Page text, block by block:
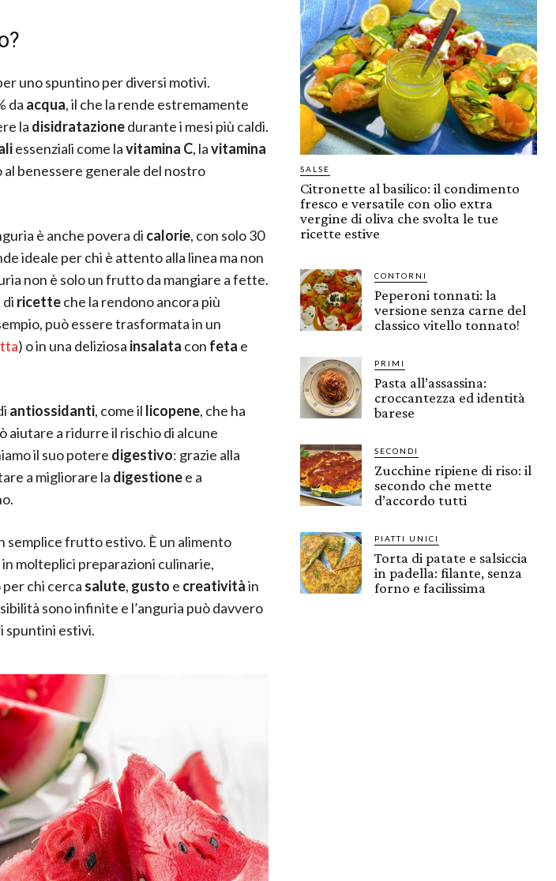
uno spuntino per diversi motivi.
da acqua, il che la rende estremamente
la disidratazionedurante i mesi più caldi.
essenziali come lavitamina C, lavitamina
benessere generale del nostro
è anche povera di calorie, con solo 30
ideale per chi è attento alla linea ma non
non è solo un frutto da mangiare a fette.
di ricetteche la rendono ancora più
può essere trasformata in un
) o in una deliziosa insalata con feta e
antiossidanti, come il licopene, che ha
aiutare a ridurre il rischio di alcune
il suo potere digestivo: grazie alla
a migliorare la digestionee a
semplice frutto estivo. È un alimento
molteplici preparazioni culinarie,
chi cerca salute, gusto e creativitàin
sono infinite e l’anguria può davvero
spuntini estivi.
SALSE
Citronette al basilico: il condimento
fresco e versatile con olio extra
vergine di oliva che svolta le tue
ricette estive
CONTORNI
Peperoni tonnati: la
versione senza carne del
classico vitello tonnato!
PRIMI
Pasta all’assassina:
croccantezza ed identità
barese
SECONDI
Zucchine ripiene di riso: il
secondo che mette
d’accordo tutti
PIATTI UNICI
Torta di patate e salsiccia
in padella: filante, senza
forno e facilissima